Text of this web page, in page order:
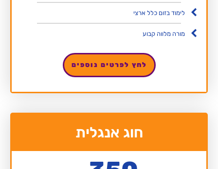
לימוד בזום כלל ארצי
מורה מלווה קבוע
לחץ לפרטים נוספים
חוג אנגלית